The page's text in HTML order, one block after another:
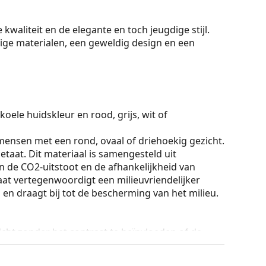
en de elegante en toch jeugdige stijl.
materialen, een geweldig design en een
huidskleur en rood, grijs, wit of
met een rond, ovaal of driehoekig gezicht.
Dit materiaal is samengesteld uit
CO2-uitstoot en de afhankelijkheid van
vertegenwoordigt een milieuvriendelijker
draagt bij tot de bescherming van het milieu.
zonder het contrast te beïnvloeden of de
voordelen het lichte gewicht en de